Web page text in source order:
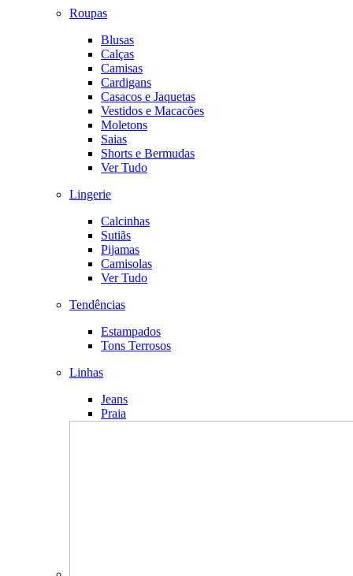
Roupas
Blusas
Calças
Camisas
Cardigans
Casacos e Jaquetas
Vestidos e Macacões
Moletons
Saias
Shorts e Bermudas
Ver Tudo
Lingerie
Calcinhas
Sutiãs
Pijamas
Camisolas
Ver Tudo
Tendências
Estampados
Tons Terrosos
Linhas
Jeans
Praia